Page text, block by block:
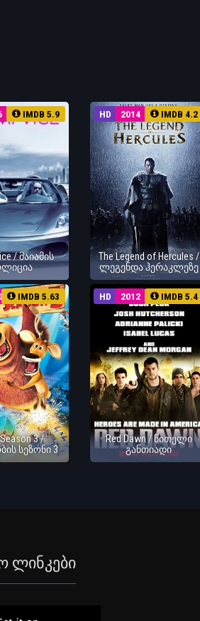
IMDB 5.9
/ მაიამის
HD 2014 IMDB 4.2
The Legend of Hercules /
ლეგენდა ჰერაკლეზე
IMDB 5.63
3 /
სეზონი 3
HD 2012 IMDB 5.4
Red Dawn / წითელი
განთიადი
Ლინკები